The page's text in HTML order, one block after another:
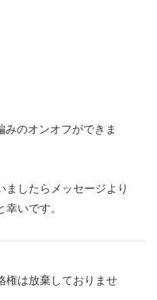
のオンオフができま
ましたらメッセージより
いです。
権は放棄しておりませ